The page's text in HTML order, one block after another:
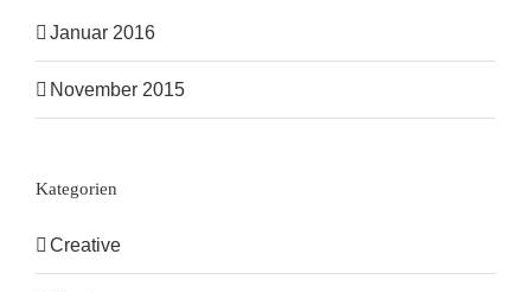
Januar 2016
November 2015
Kategorien
Creative